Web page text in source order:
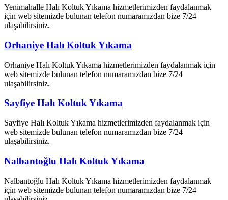
Yenimahalle Halı Koltuk Yıkama hizmetlerimizden faydalanmak
için web sitemizde bulunan telefon numaramızdan bize 7/24
ulaşabilirsiniz.
Orhaniye Halı Koltuk Yıkama
Orhaniye Halı Koltuk Yıkama hizmetlerimizden faydalanmak için
web sitemizde bulunan telefon numaramızdan bize 7/24
ulaşabilirsiniz.
Sayfiye Halı Koltuk Yıkama
Sayfiye Halı Koltuk Yıkama hizmetlerimizden faydalanmak için
web sitemizde bulunan telefon numaramızdan bize 7/24
ulaşabilirsiniz.
Nalbantoğlu Halı Koltuk Yıkama
Nalbantoğlu Halı Koltuk Yıkama hizmetlerimizden faydalanmak
için web sitemizde bulunan telefon numaramızdan bize 7/24